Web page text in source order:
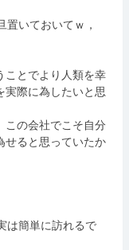
置いておいてｗ，
ことでより人類を幸
実際に為したいと思
この会社でこそ自分
せると思っていたか
は簡単に訪れるで